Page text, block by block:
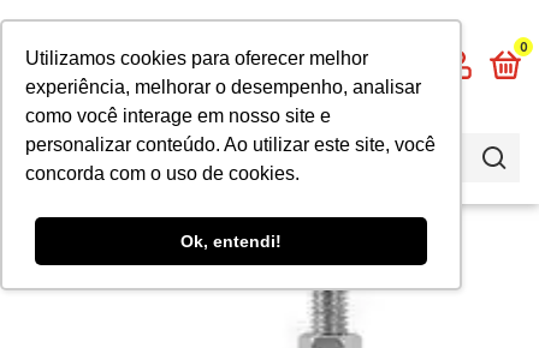
Utilizamos cookies para oferecer melhor
experiência, melhorar o desempenho, analisar
como você interage em nosso site e
personalizar conteúdo. Ao utilizar este site, você
concorda com o uso de cookies.
Ok, entendi!
0